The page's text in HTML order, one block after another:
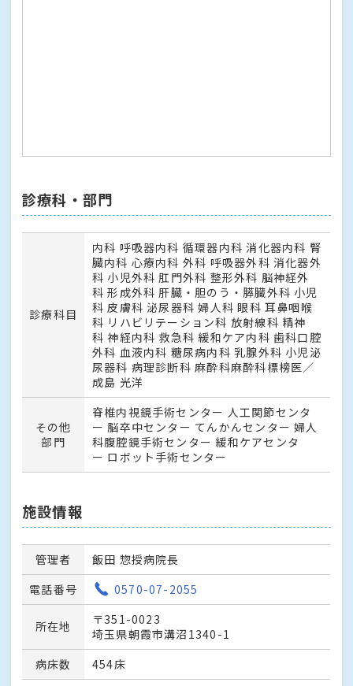
診療科・部門
診療科目
内科 呼吸器内科 循環器内科 消化器内科 腎
臓内科 心療内科 外科 呼吸器外科 消化器外
科 小児外科 肛門外科 整形外科 脳神経外
科 形成外科 肝臓・胆のう・膵臓外科 小児
科 皮膚科 泌尿器科 婦人科 眼科 耳鼻咽喉
科 リハビリテーション科 放射線科 精神
科 神経内科 救急科 緩和ケア内科 歯科口腔
外科 血液内科 糖尿病内科 乳腺外科 小児泌
尿器科 病理診断科 麻酔科麻酔科標榜医／
成島 光洋
その他
部門
脊椎内視鏡手術センター 人工関節センタ
ー 脳卒中センター てんかんセンター 婦人
科腹腔鏡手術センター 緩和ケアセンタ
ー ロボット手術センター
施設情報
管理者
飯田 惣授病院長
電話番号
0570-07-2055
所在地
〒351-0023
埼玉県朝霞市溝沼1340-1
病床数
454床